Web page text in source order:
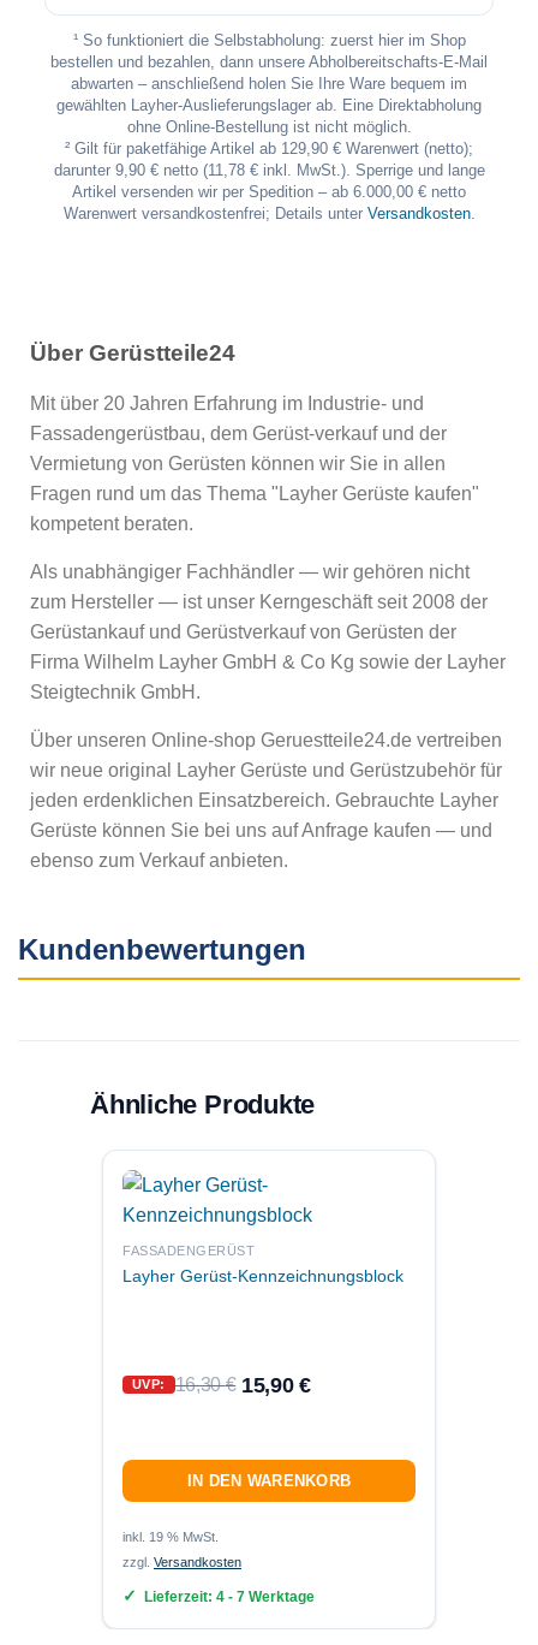
¹ So funktioniert die Selbstabholung: zuerst hier im Shop
bestellen und bezahlen, dann unsere Abholbereitschafts-E-Mail
abwarten – anschließend holen Sie Ihre Ware bequem im
gewählten Layher-Auslieferungslager ab. Eine Direktabholung
ohne Online-Bestellung ist nicht möglich.
² Gilt für paketfähige Artikel ab 129,90 € Warenwert (netto);
darunter 9,90 € netto (11,78 € inkl. MwSt.). Sperrige und lange
Artikel versenden wir per Spedition – ab 6.000,00 € netto
Warenwert versandkostenfrei; Details unter Versandkosten.
Über Gerüstteile24
Mit über 20 Jahren Erfahrung im Industrie- und
Fassadengerüstbau, dem Gerüst-verkauf und der
Vermietung von Gerüsten können wir Sie in allen
Fragen rund um das Thema "Layher Gerüste kaufen"
kompetent beraten.
Als unabhängiger Fachhändler — wir gehören nicht
zum Hersteller — ist unser Kerngeschäft seit 2008 der
Gerüstankauf und Gerüstverkauf von Gerüsten der
Firma Wilhelm Layher GmbH & Co Kg sowie der Layher
Steigtechnik GmbH.
Über unseren Online-shop Geruestteile24.de vertreiben
wir neue original Layher Gerüste und Gerüstzubehör für
jeden erdenklichen Einsatzbereich. Gebrauchte Layher
Gerüste können Sie bei uns auf Anfrage kaufen — und
ebenso zum Verkauf anbieten.
Kundenbewertungen
Ähnliche Produkte
FASSADENGERÜST
Layher Gerüst-Kennzeichnungsblock
UVP: 16,30€ 15,90 €
IN DEN WARENKORB
inkl. 19 % MwSt.
zzgl. Versandkosten
Lieferzeit: 4 - 7 Werktage